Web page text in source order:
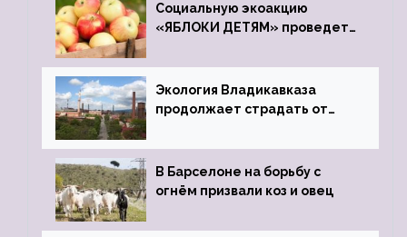
Социальную экоакцию
«ЯБЛОКИ ДЕТЯМ» проведет
Экология Владикавказа
продолжает страдать от
В Барселоне на борьбу с
огнём призвали коз и овец